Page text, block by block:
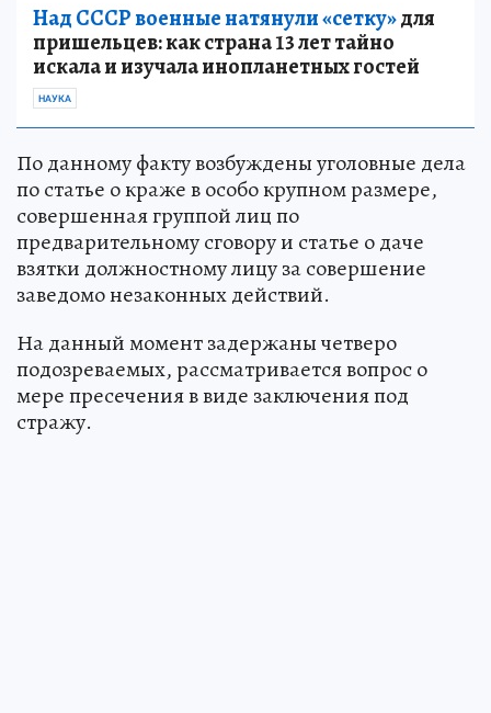
Над СССР военные натянули «сетку»для
пришельцев: как страна 13 лет тайно
искала и изучала инопланетных гостей
НАУКА
По данному факту возбуждены уголовные дела
по статье о краже в особо крупном размере,
совершенная группой лиц по
предварительному сговору и статье о даче
взятки должностному лицу за совершение
заведомо незаконных действий.
На данный момент задержаны четверо
подозреваемых, рассматривается вопрос о
мере пресечения в виде заключения под
стражу.